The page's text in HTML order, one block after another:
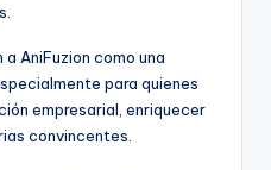
AniFuzion como una
para quienes
empresarial, enriquecer
convincentes.